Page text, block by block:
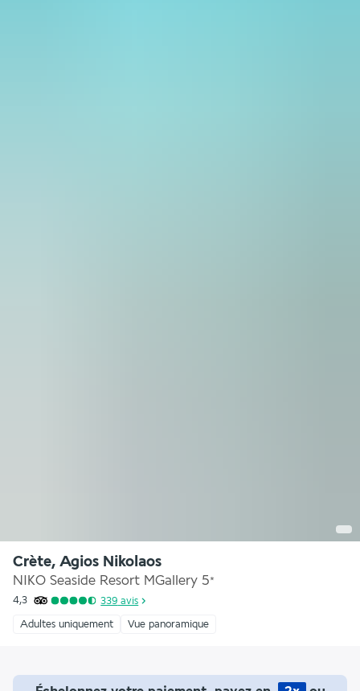
Crète, Agios Nikolaos
NIKO Seaside Resort MGallery 5*
4,3 339 avis
Adultes uniquement Vue panoramique